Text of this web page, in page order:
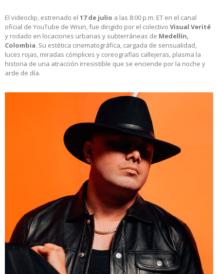
El videoclip, estrenado el 17 de julio a las 8:00 p.m. ET en el canal
oficial de YouTube de Wisin, fue dirigido por el colectivo Visual Verité
y rodado en locaciones urbanas y subterráneas de Medellín,
Colombia. Su estética cinematográfica, cargada de sensualidad,
luces rojas, miradas cómplices y coreografías callejeras, plasma la
historia de una atracción irresistible que se enciende por la noche y
arde de día.